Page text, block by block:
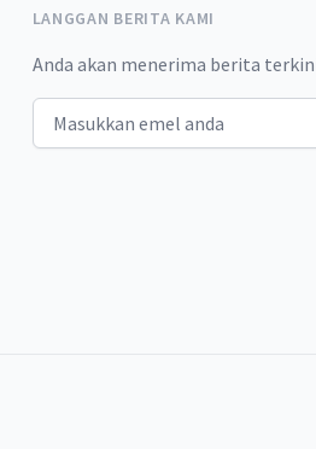
LANGGAN BERITA KAMI
Anda akan menerima berita
Email address